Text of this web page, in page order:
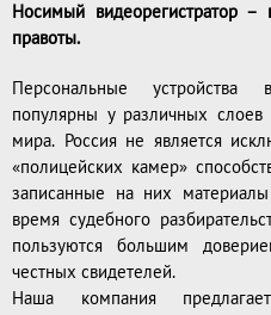
Носимый видеорегистратор –
правоты.
Персональные устройства
популярны у различных слоев
мира. Россия не является
«полицейских камер»
записанные на них материалы
время судебного
пользуются большим
честных свидетелей.
Наша компания